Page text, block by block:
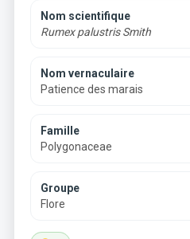
Nom scientifique
Rumex palustris Smith
Nom vernaculaire
Patience des marais
Famille
Polygonaceae
Groupe
Flore